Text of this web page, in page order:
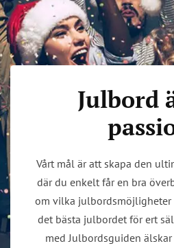
Julbord
Vårt mål är att skapa den
där du enkelt får en bra
om vilka julbordsmöjligheter
det bästa julbordet för ert
med Julbordsguiden